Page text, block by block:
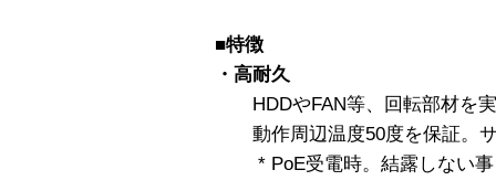
■特徴
・高耐久
HDDやFAN等、回転部材を実
動作周辺温度50度を保証。サ
* PoE受電時。結露しない事